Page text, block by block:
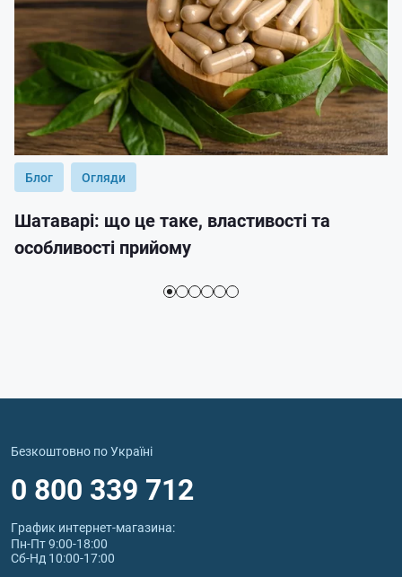
Блог Огляди
Шатаварі: що це таке, властивості та
особливості прийому
Безкоштовно по Україні
0 800 339 712
График интернет‑магазина:
Пн-Пт 9:00-18:00
Сб-Нд 10:00-17:00